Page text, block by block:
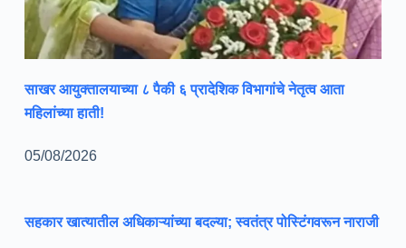
साखर आयुक्तालयाच्या ८ पैकी ६ प्रादेशिक विभागांचे नेतृत्व आता
महिलांच्या हाती!
05/08/2026
सहकार खात्यातील अधिकाऱ्यांच्या बदल्या; स्वतंत्र पोस्टिंगवरून नाराजी